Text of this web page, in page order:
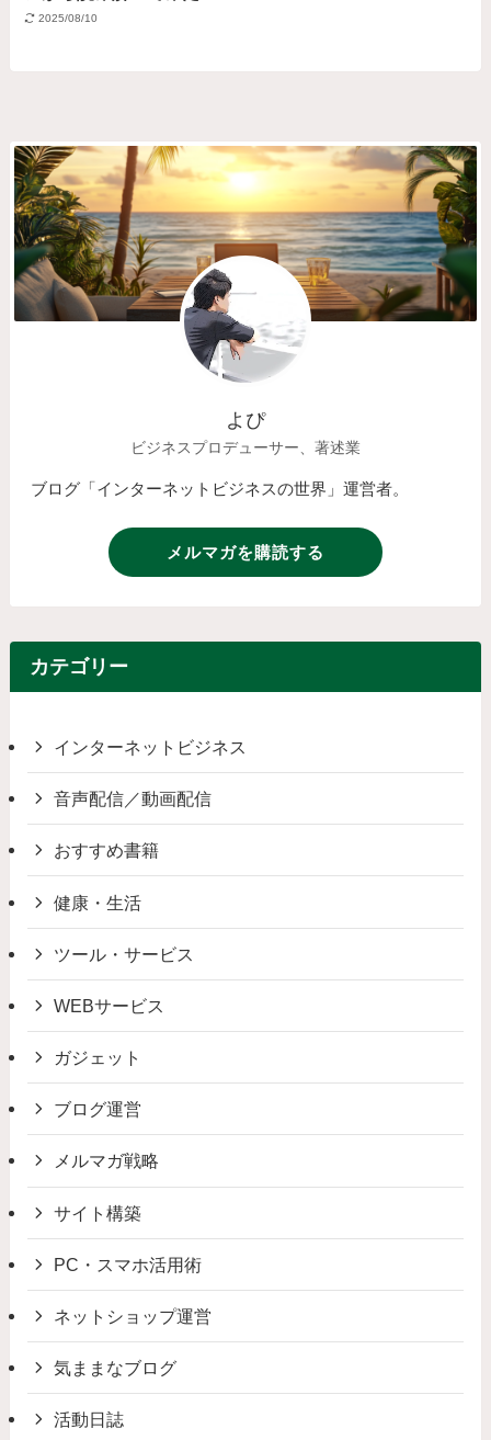
2025/08/10
よぴ
ビジネスプロデューサー、著述業
ブログ「インターネットビジネスの世界」運営者。
メルマガを購読する
カテゴリー
インターネットビジネス
音声配信／動画配信
おすすめ書籍
健康・生活
ツール・サービス
WEBサービス
ガジェット
ブログ運営
メルマガ戦略
サイト構築
PC・スマホ活用術
ネットショップ運営
気ままなブログ
活動日誌